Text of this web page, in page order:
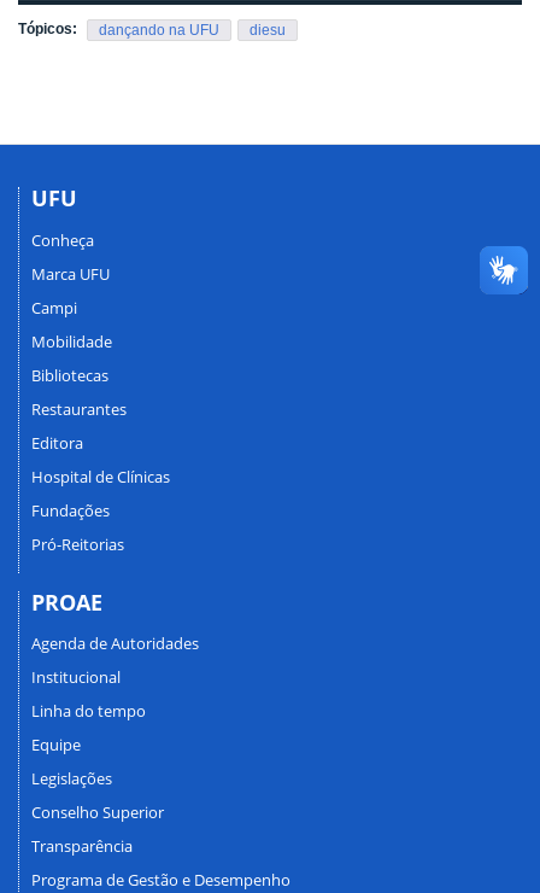
Tópicos: dançando na UFU diesu
UFU
Conheça
Marca UFU
Campi
Mobilidade
Bibliotecas
Restaurantes
Editora
Hospital de Clínicas
Fundações
Pró-Reitorias
PROAE
Agenda de Autoridades
Institucional
Linha do tempo
Equipe
Legislações
Conselho Superior
Transparência
Programa de Gestão e Desempenho